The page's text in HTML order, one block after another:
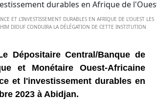
ET L'INVESTISSEMENT DURABLES EN AFRIQUE DE L'OUEST LES
DIOUF CONDUIRA LA DÉLÉGATION DE CETTE INSTITUTION
Dépositaire Central/Banque de
et Monétaire Ouest-Africaine
et l'investissement durables en
2023 à Abidjan.